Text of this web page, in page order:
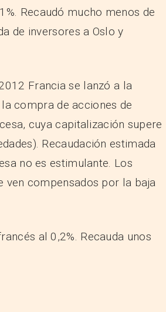
Recaudó mucho menos de
de inversores a Oslo y
Francia se lanzó a la
compra de acciones de
cuya capitalización supere
Recaudación estimada
no es estimulante. Los
ven compensados por la baja
al 0,2%. Recauda unos